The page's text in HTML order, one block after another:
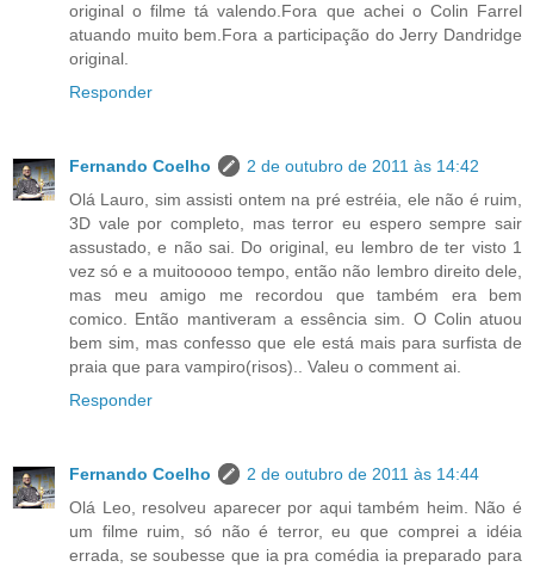
original o filme tá valendo.Fora que achei o Colin Farrel
atuando muito bem.Fora a participação do Jerry Dandridge
original.
Responder
Fernando Coelho
2 de outubro de 2011 às 14:42
Olá Lauro, sim assisti ontem na pré estréia, ele não é ruim,
3D vale por completo, mas terror eu espero sempre sair
assustado, e não sai. Do original, eu lembro de ter visto 1
vez só e a muitooooo tempo, então não lembro direito dele,
mas meu amigo me recordou que também era bem
comico. Então mantiveram a essência sim. O Colin atuou
bem sim, mas confesso que ele está mais para surfista de
praia que para vampiro(risos).. Valeu o comment ai.
Responder
Fernando Coelho
2 de outubro de 2011 às 14:44
Olá Leo, resolveu aparecer por aqui também heim. Não é
um filme ruim, só não é terror, eu que comprei a idéia
errada, se soubesse que ia pra comédia ia preparado para